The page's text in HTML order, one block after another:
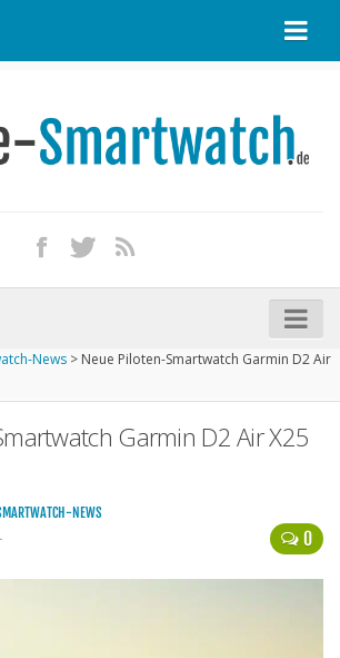
News > Neue Piloten-Smartwatch Garmin D2 Air
Garmin D2 Air X25
0
NEWS